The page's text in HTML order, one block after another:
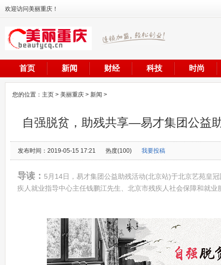
欢迎访问美丽重庆！
首页 新闻 财经 科技 时尚
您的位置： 主页 > 美丽重庆 > 新闻 >
自强脱贫，助残共享—易才集团公益
发布时间：2019-05-15 17:21 热度(100) 我要投稿
导读： 5月14日，易才集团公益助残活动(北京站)于北京艺苑皇
疾人就业指导中心主任钱鹏江先生、北京市残疾人社会保障和就业